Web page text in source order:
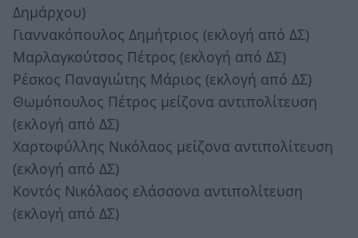
Δημάρχου)
Γιαννακόπουλος Δημήτριος (εκλογή από ΔΣ)
Μαρλαγκούτσος Πέτρος (εκλογή από ΔΣ)
Ρέσκος Παναγιώτης Μάριος (εκλογή από ΔΣ)
Θωμόπουλος Πέτρος μείζονα αντιπολίτευση
(εκλογή από ΔΣ)
Χαρτοφύλλης Νικόλαος μείζονα αντιπολίτευση
(εκλογή από ΔΣ)
Κοντός Νικόλαος ελάσσονα αντιπολίτευση
(εκλογή από ΔΣ)